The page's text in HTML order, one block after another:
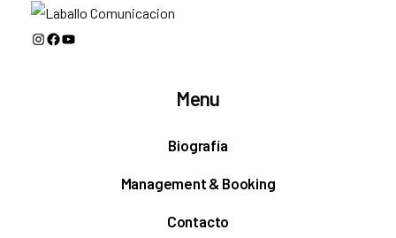
Instagram
Facebook
YouTube
Menu
Biografía
Management & Booking
Contacto